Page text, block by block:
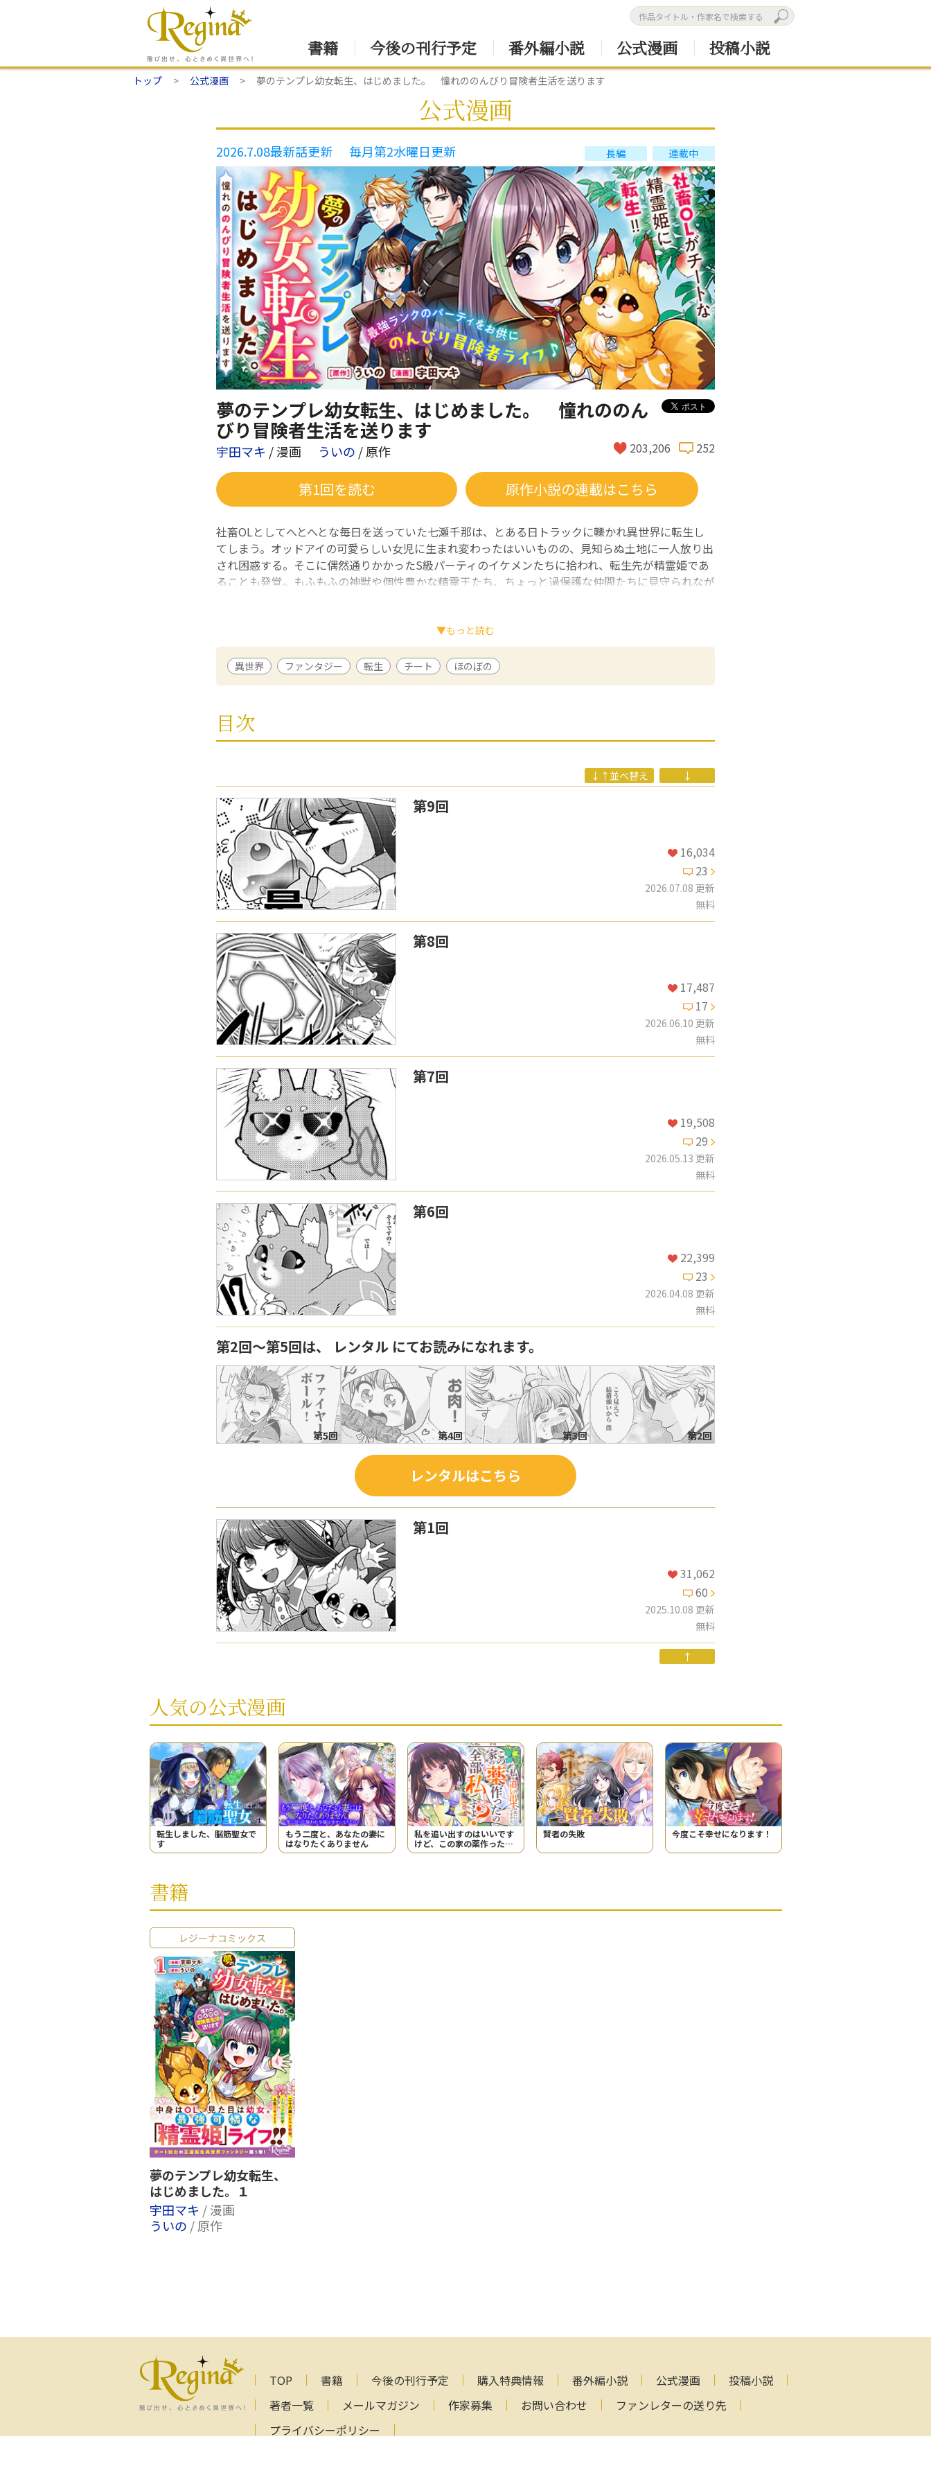
書籍 今後の刊行予定 番外編小説 公式漫画 投稿小説
トップ 公式漫画 夢のテンプレ幼女転生、はじめました。 憧れののんびり冒険者生活を送ります
公式漫画
2026.7.08最新話更新 毎月第2水曜日更新 長編 連載中
夢のテンプレ幼女転生、はじめました。 憧れののん
びり冒険者生活を送ります
宇田マキ / 漫画 ういの / 原作 203,206 252
第1回を読む 原作小説の連載はこちら
社畜OLとしてへとへとな毎日を送っていた七瀬千那は、とある日トラックに轢かれ異世界に転生し
てしまう。オッドアイの可愛らしい女児に生まれ変わったはいいものの、見知らぬ土地に一人放り出
され困惑する。そこに偶然通りかかったS級パーティのイケメンたちに拾われ、転生先が精霊姫であ
ることも発覚。もふもふの神獣や個性豊かな精霊王たち、ちょっと過保護な仲間たちに見守られなが
漫画家歴15年で竹書房、フロンティアワークスなどで執筆。・好きなものはノンカフェイン飲料。
ういの/ 原作
て奨励賞を受賞。改題・改稿を経て『夢のテンプレ幼女転生、はじめました。憧れののんびり冒険者生活を送
ります』として書籍化。狭いところでぼんやりするのが好き。
▼もっと読む
異世界 ファンタジー 転生 チート ほのぼの
目次
↓↑並べ替え ↓
第9回
16,034
23
2026.07.08 更新
無料
第8回
17,487
17
2026.06.10 更新
無料
第7回
19,508
29
2026.05.13 更新
無料
第6回
22,399
23
2026.04.08 更新
無料
第2回〜第5回は、 レンタル にてお読みになれます。
第5回 第4回 第3回 第2回
レンタルはこちら
第1回
31,062
60
2025.10.08 更新
無料
↑
人気の公式漫画
転生しました、脳筋聖女で
す
もう二度と、あなたの妻に
はなりたくありません
私を追い出すのはいいです
けど、この家の薬作ったの
全部私ですよ？
賢者の失敗 今度こそ幸せになります！
書籍
レジーナコミックス
夢のテンプレ幼女転生、
はじめました。１
宇田マキ / 漫画
ういの / 原作
TOP 書籍 今後の刊行予定 購入特典情報 番外編小説 公式漫画
投稿小説
著者一覧
メールマガジン 作家募集 お問い合わせ
ファンレターの送り先
プライバシーポリシー